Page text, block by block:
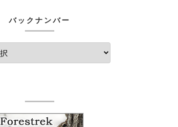
バックナンバー